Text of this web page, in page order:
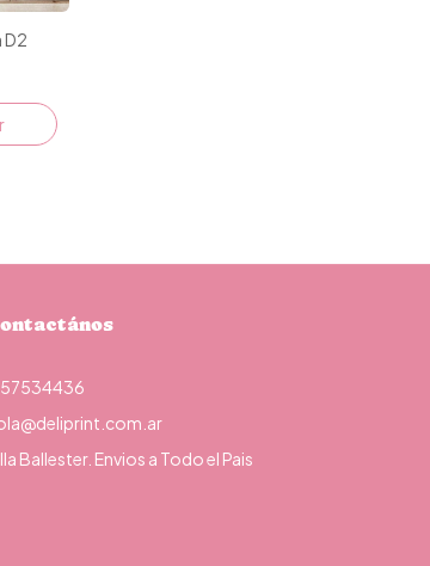
D2
Ballester. Envios a Todo el Pais